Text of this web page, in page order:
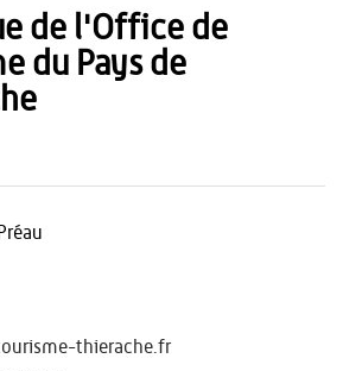
de Thiérache - Loïc Ridou
de l'Office de
du Pays de
thierache.fr